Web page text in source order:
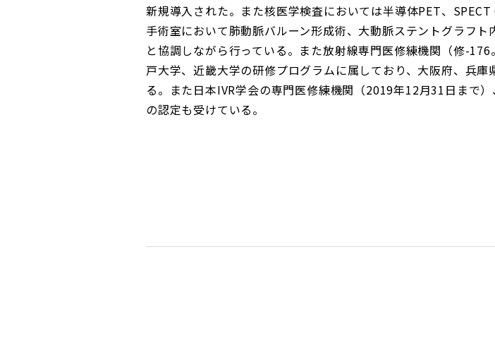
新規導入された。また核医学検査においては半導体PET、
手術室において肺動脈バルーン形成術、大動脈ステントグラフ
と協調しながら行っている。また放射線専門医修練機関（修-
戸大学、近畿大学の研修プログラムに属しており、大阪府、兵
る。また日本IVR学会の専門医修練機関（2019年12月31日まで
の認定も受けている。